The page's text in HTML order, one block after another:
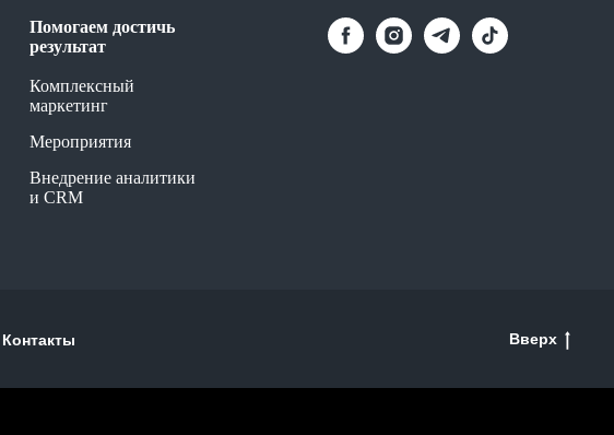
Помогаем достичь
результат
Комплексный
маркетинг
Мероприятия
Внедрение аналитики
и CRM
Контакты Вверх